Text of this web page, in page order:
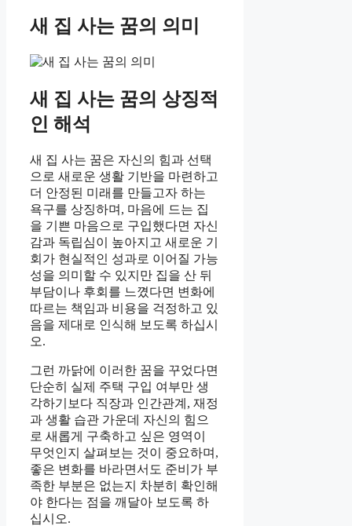
새 집 사는 꿈의 의미
새 집 사는 꿈의 상징적
인 해석
새 집 사는 꿈은 자신의 힘과 선택
으로 새로운 생활 기반을 마련하고
더 안정된 미래를 만들고자 하는
욕구를 상징하며, 마음에 드는 집
을 기쁜 마음으로 구입했다면 자신
감과 독립심이 높아지고 새로운 기
회가 현실적인 성과로 이어질 가능
성을 의미할 수 있지만 집을 산 뒤
부담이나 후회를 느꼈다면 변화에
따르는 책임과 비용을 걱정하고 있
음을 제대로 인식해 보도록 하십시
오.
그런 까닭에 이러한 꿈을 꾸었다면
단순히 실제 주택 구입 여부만 생
각하기보다 직장과 인간관계, 재정
과 생활 습관 가운데 자신의 힘으
로 새롭게 구축하고 싶은 영역이
무엇인지 살펴보는 것이 중요하며,
좋은 변화를 바라면서도 준비가 부
족한 부분은 없는지 차분히 확인해
야 한다는 점을 깨달아 보도록 하
십시오.